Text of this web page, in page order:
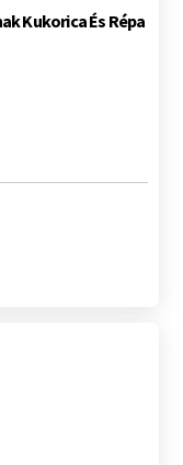
Kukorica És Répa